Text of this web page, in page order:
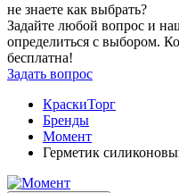
не знаете как выбрать?
Задайте любой вопрос и
определиться с выбором.
бесплатна!
Задать вопрос
КраскиТорг
Бренды
Момент
Герметик